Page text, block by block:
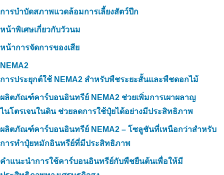
การบำบัดสภาพแวดล้อมการเลี้ยงสัตว์ปีก
หน้าพิเศษเกี่ยวกับวัวนม
หน้าการจัดการของเสีย
NEMA2
การประยุกต์ใช้ NEMA2 สำหรับพืชระยะสั้นและพืชดอกไม้
ผลิตภัณฑ์คาร์บอนอินทรีย์ NEMA2 ช่วยเพิ่มการเผาผลาญ
ไนโตรเจนในดิน ช่วยลดการใช้ปุ๋ยได้อย่างมีประสิทธิภาพ
ผลิตภัณฑ์คาร์บอนอินทรีย์ NEMA2 – โซลูชันที่เหนือกว่าสำหรับ
การทำปุ๋ยหมักอินทรีย์ที่มีประสิทธิภาพ
คำแนะนำการใช้คาร์บอนอินทรีย์กับพืชยืนต้นเพื่อให้มี